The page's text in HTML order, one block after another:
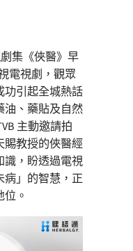
集《俠醫》早
電視劇，觀眾
功引起全城熱話
油、藥貼及自然
主動邀請拍
賜教授的俠醫經
識，盼透過電視
病」的智慧，正
。